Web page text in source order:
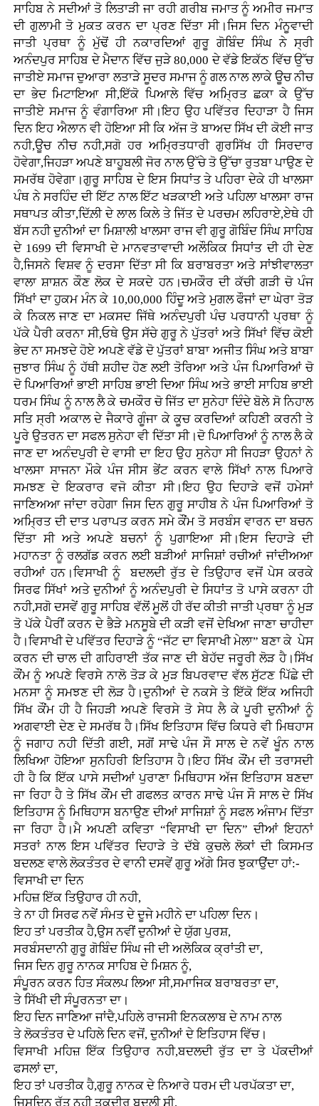
ਸਾਹਿਬ ਨੇ ਸਦੀਆਂ ਤੋ ਲਿਤਾੜੀ ਜਾ ਰਹੀ ਗਰੀਬ ਜਮਾਤ ਨੂੰ ਅਮੀਰ ਜਮਾਤ
ਦੀ ਗੁਲਾਮੀ ਤੋ ਮੁਕਤ ਕਰਨ ਦਾ ਪ੍ਰਣ ਦਿੱਤਾ ਸੀ।ਜਿਸ ਦਿਨ ਮੰਨੂਵਾਦੀ
ਜਾਤੀ ਪ੍ਰਥਾ ਨੂੰ ਮੁੱਢੋਂ ਹੀ ਨਕਾਰਦਿਆਂ ਗੁਰੂ ਗੋਬਿੰਦ ਸਿੰਘ ਨੇ ਸ੍ਰੀ
ਅਨੰਦਪੁਰ ਸਾਹਿਬ ਦੇ ਮੈਦਾਨ ਵਿੱਚ ਜੁੜੇ 80,000 ਦੇ ਵੱਡੇ ਇਕੱਠ ਵਿੱਚ ਉੱਚ
ਜਾਤੀਏ ਸਮਾਜ ਦੁਆਰਾ ਲਤਾੜੇ ਸੂਦਰ ਸਮਾਜ ਨੂੰ ਗਲ ਨਾਲ ਲਾਕੇ ਊਚ ਨੀਚ
ਦਾ ਭੇਦ ਮਿਟਾਇਆ ਸੀ,ਇੱਕੋ ਪਿਆਲੇ ਵਿੱਚ ਅਮ੍ਰਿਤ ਛਕਾ ਕੇ ਉੱਚ
ਜਾਤੀਏ ਸਮਾਜ ਨੂੰ ਵੰਗਾਰਿਆ ਸੀ।ਇਹ ਉਹ ਪਵਿੱਤਰ ਦਿਹਾੜਾ ਹੈ ਜਿਸ
ਦਿਨ ਇਹ ਐਲਾਨ ਵੀ ਹੋਇਆ ਸੀ ਕਿ ਅੱਜ ਤੋ ਬਾਅਦ ਸਿੱਖ ਦੀ ਕੋਈ ਜਾਤ
ਨਹੀ,ਊਚ ਨੀਚ ਨਹੀ,ਸਗੋ ਹਰ ਅਮ੍ਰਿਤਧਾਰੀ ਗੁਰਸਿੱਖ ਹੀ ਸਿਰਦਾਰ
ਹੋਵੇਗਾ,ਜਿਹੜਾ ਅਪਣੇ ਬਾਹੂਬਲੀ ਜੋਰ ਨਾਲ ਉੱਚੇ ਤੋ ਉੱਚਾ ਰੁਤਬਾ ਪਾਉਣ ਦੇ
ਸਮਰੱਥ ਹੋਵੇਗਾ।ਗੁਰੂ ਸਾਹਿਬ ਦੇ ਇਸ ਸਿਧਾਂਤ ਤੇ ਪਹਿਰਾ ਦੇਕੇ ਹੀ ਖਾਲਸਾ
ਪੰਥ ਨੇ ਸਰਹਿੰਦ ਦੀ ਇੱਟ ਨਾਲ ਇੱਟ ਖੜਕਾਈ ਅਤੇ ਪਹਿਲਾ ਖਾਲਸਾ ਰਾਜ
ਸਥਾਪਤ ਕੀਤਾ,ਦਿੱਲ਼ੀ ਦੇ ਲਾਲ ਕਿਲੇ ਤੇ ਜਿੱਤ ਦੇ ਪਰਚਮ ਲਹਿਰਾਏ,ਏਥੇ ਹੀ
ਬੱਸ ਨਹੀ ਦੁਨੀਆਂ ਦਾ ਮਿਸ਼ਾਲੀ ਖਾਲਸਾ ਰਾਜ ਵੀ ਗੁਰੂ ਗੋਬਿੰਦ ਸਿੰਘ ਸਾਹਿਬ
ਦੇ 1699 ਦੀ ਵਿਸਾਖੀ ਦੇ ਮਾਨਵਤਾਵਾਦੀ ਅਲੌਕਿਕ ਸਿਧਾਂਤ ਦੀ ਹੀ ਦੇਣ
ਹੈ,ਜਿਸਨੇ ਵਿਸ਼ਵ ਨੂੰ ਦਰਸਾ ਦਿੱਤਾ ਸੀ ਕਿ ਬਰਾਬਰਤਾ ਅਤੇ ਸਾਂਝੀਵਾਲਤਾ
ਵਾਲਾ ਸ਼ਾਸ਼ਨ ਕੌਣ ਲੋਕ ਦੇ ਸਕਦੇ ਹਨ।ਚਮਕੌਰ ਦੀ ਕੱਚੀ ਗੜੀ ਚੋ ਪੰਜ
ਸਿੱਖਾਂ ਦਾ ਹੁਕਮ ਮੰਨ ਕੇ 10,00,000 ਹਿੰਦੂ ਅਤੇ ਮੁਗਲ ਫੌਜਾਂ ਦਾ ਘੇਰਾ ਤੋੜ
ਕੇ ਨਿਕਲ ਜਾਣ ਦਾ ਮਕਸਦ ਜਿੱਥੇ ਅਨੰਦਪੁਰੀ ਪੰਚ ਪਰਧਾਨੀ ਪ੍ਰਥਾ ਨੂੰ
ਪੱਕੇ ਪੈਰੀ ਕਰਨਾ ਸੀ,ਓਥੇ ਉਸ ਸੱਚੇ ਗੁਰੂ ਨੇ ਪੁੱਤਰਾਂ ਅਤੇ ਸਿੱਖਾਂ ਵਿੱਚ ਕੋਈ
ਭੇਦ ਨਾ ਸਮਝਦੇ ਹੋਏ ਅਪਣੇ ਵੱਡੇ ਦੋ ਪੁੱਤਰਾਂ ਬਾਬਾ ਅਜੀਤ ਸਿੰਘ ਅਤੇ ਬਾਬਾ
ਜੁਝਾਰ ਸਿੰਘ ਨੂੰ ਹੱਥੀ ਸ਼ਹੀਦ ਹੋਣ ਲਈ ਤੋਰਿਆ ਅਤੇ ਪੰਜ ਪਿਆਰਿਆਂ ਚੋ
ਦੋ ਪਿਆਰਿਆਂ ਭਾਈ ਸਾਹਿਬ ਭਾਈ ਦਿਆ ਸਿੰਘ ਅਤੇ ਭਾਈ ਸਾਹਿਬ ਭਾਈ
ਧਰਮ ਸਿੰਘ ਨੂੰ ਨਾਲ ਲੈ ਕੇ ਚਮਕੌਰ ਚੋ ਜਿੱਤ ਦਾ ਸੁਨੇਹਾ ਦਿੰਦੇ ਬੋਲੇ ਸੋ ਨਿਹਾਲ
ਸਤਿ ਸ੍ਰੀ ਅਕਾਲ ਦੇ ਜੈਕਾਰੇ ਗੂੰਜਾ ਕੇ ਕੂਚ ਕਰਦਿਆਂ ਕਹਿਣੀ ਕਰਨੀ ਤੇ
ਪੂਰੇ ਉਤਰਨ ਦਾ ਸਫਲ ਸੁਨੇਹਾ ਵੀ ਦਿੱਤਾ ਸੀ।ਦੋ ਪਿਆਰਿਆਂ ਨੂੰ ਨਾਲ ਲੈ ਕੇ
ਜਾਣ ਦਾ ਅਨੰਦਪੁਰੀ ਦੇ ਵਾਸੀ ਦਾ ਇਹ ਉਹ ਸੁਨੇਹਾ ਸੀ ਜਿਹੜਾ ਉਹਨਾਂ ਨੇ
ਖਾਲਸਾ ਸਾਜਨਾ ਮੌਕੇ ਪੰਜ ਸੀਸ ਭੇਂਟ ਕਰਨ ਵਾਲੇ ਸਿੱਖਾਂ ਨਾਲ ਪਿਆਰੇ
ਸਮਝਣ ਦੇ ਇਕਰਾਰ ਵਜੋ ਕੀਤਾ ਸੀ।ਇਹ ਉਹ ਦਿਹਾੜੇ ਵਜੋਂ ਹਮੇਸਾਂ
ਜਾਣਿਅਆ ਜਾਂਦਾ ਰਹੇਗਾ ਜਿਸ ਦਿਨ ਗੁਰੂ ਸਾਹੀਬ ਨੇ ਪੰਜ ਪਿਆਰਿਆਂ ਤੋ
ਅਮ੍ਰਿਤ ਦੀ ਦਾਤ ਪਰਾਪਤ ਕਰਨ ਸਮੇ ਕੌਂਮ ਤੋ ਸਰਬੰਸ ਵਾਰਨ ਦਾ ਬਚਨ
ਦਿੱਤਾ ਸੀ ਅਤੇ ਅਪਣੇ ਬਚਨਾਂ ਨੂੰ ਪੁਗਾਇਆ ਸੀ।ਇਸ ਦਿਹਾੜੇ ਦੀ
ਮਹਾਨਤਾ ਨੂੰ ਰਲਗੱਡ ਕਰਨ ਲਈ ਬੜੀਆਂ ਸਾਜਿਸ਼ਾਂ ਰਚੀਆਂ ਜਾਂਦੀਅਆ
ਰਹੀਆਂ ਹਨ।ਵਿਸਾਖੀ ਨੂੰ ਬਦਲਦੀ ਰੁੱਤ ਦੇ ਤਿਉਹਾਰ ਵਜੋਂ ਪੇਸ ਕਰਕੇ
ਸਿਰਫ ਸਿੱਖਾਂ ਅਤੇ ਦੁਨੀਆਂ ਨੂੰ ਅਨੰਦਪੁਰੀ ਦੇ ਸਿਧਾਂਤ ਤੋ ਪਾਸੇ ਕਰਨਾ ਹੀ
ਨਹੀ,ਸਗੋ ਦਸਵੇਂ ਗੁਰੂ ਸਾਹਿਬ ਵੱਲੋਂ ਮੂਲੋਂ ਹੀ ਰੱਦ ਕੀਤੀ ਜਾਤੀ ਪ੍ਰਥਾ ਨੂੰ ਮੁੜ
ਤੋ ਪੱਕੇ ਪੈਰੀਂ ਕਰਨ ਦੇ ਭੈੜੇ ਮਨਸੂਬੇ ਦੀ ਕੜੀ ਵਜੋਂ ਦੇਖਿਆ ਜਾਣਾ ਚਾਹੀਦਾ
ਹੈ।ਵਿਸਾਖੀ ਦੇ ਪਵਿੱਤਰ ਦਿਹਾੜੇ ਨੂੰ “ਜੱਟ ਦਾ ਵਿਸਾਖੀ ਮੇਲਾ” ਬਣਾ ਕੇ ਪੇਸ
ਕਰਨ ਦੀ ਚਾਲ ਦੀ ਗਹਿਰਾਈ ਤੱਕ ਜਾਣ ਦੀ ਬੇਹੱਦ ਜਰੂਰੀ ਲੋੜ ਹੈ।ਸਿੱਖ
ਕੌਂਮ ਨੂੰ ਅਪਣੇ ਵਿਰਸੇ ਨਾਲੋ ਤੋੜ ਕੇ ਮੁੜ ਬਿਪਰਵਾਦ ਵੱਲ ਸੁੱਟਣ ਪਿੱਛੇ ਦੀ
ਮਨਸਾ ਨੂੰ ਸਮਝਣ ਦੀ ਲੋੜ ਹੈ।ਦੁਨੀਆਂ ਦੇ ਨਕਸੇ ਤੇ ਇੱਕੋ ਇੱਕ ਅਜਿਹੀ
ਸਿੱਖ ਕੌਂਮ ਹੀ ਹੈ ਜਿਹੜੀ ਅਪਣੇ ਵਿਰਸੇ ਤੋ ਸੇਧ ਲੈ ਕੇ ਪੂਰੀ ਦੁਨੀਆਂ ਨੂੰ
ਅਗਵਾਈ ਦੇਣ ਦੇ ਸਮਰੱਥ ਹੈ।ਸਿੱਖ ਇਤਿਹਾਸ ਵਿੱਚ ਕਿਧਰੇ ਵੀ ਮਿਥਹਾਸ
ਨੂੰ ਜਗਾਹ ਨਹੀ ਦਿੱਤੀ ਗਈ, ਸਗੋਂ ਸਾਢੇ ਪੰਜ ਸੌ ਸਾਲ ਦੇ ਨਵੇਂ ਖੂੰਨ ਨਾਲ
ਲਿਖਿਆ ਹੋਇਆ ਸੁਨਹਿਰੀ ਇਤਿਹਾਸ ਹੈ।ਇਹ ਸਿੱਖ ਕੌਂਮ ਦੀ ਤਰਾਸਦੀ
ਹੀ ਹੈ ਕਿ ਇੱਕ ਪਾਸੇ ਸਦੀਆਂ ਪੁਰਾਣਾ ਮਿਥਿਹਾਸ ਅੱਜ ਇਤਿਹਾਸ ਬਣਦਾ
ਜਾ ਰਿਹਾ ਹੈ ਤੇ ਸਿੱਖ ਕੌਂਮ ਦੀ ਗਫਲਤ ਕਾਰਨ ਸਾਢੇ ਪੰਜ ਸੌ ਸਾਲ ਦੇ ਸਿੱਖ
ਇਤਿਹਾਸ ਨੂੰ ਮਿਥਿਹਾਸ ਬਨਾਉਣ ਦੀਆਂ ਸਾਜਿਸ਼ਾਂ ਨੂੰ ਸਫਲ ਅੰਜਾਮ ਦਿੱਤਾ
ਜਾ ਰਿਹਾ ਹੈ।ਮੈ ਅਪਣੀ ਕਵਿਤਾ “ਵਿਸਾਖੀ ਦਾ ਦਿਨ” ਦੀਆਂ ਇਹਨਾਂ
ਸਤਰਾਂ ਨਾਲ ਇਸ ਪਵਿੱਤਰ ਦਿਹਾੜੇ ਤੇ ਦੱਬੇ ਕੁਚਲੇ ਲੋਕਾਂ ਦੀ ਕਿਸਮਤ
ਬਦਲਣ ਵਾਲੇ ਲੋਕਤੰਤਰ ਦੇ ਵਾਨੀ ਦਸਵੇਂ ਗੁਰੂ ਅੱਗੇ ਸਿਰ ਝੁਕਾਉਂਦਾ ਹਾਂ:-
ਵਿਸਾਖੀ ਦਾ ਦਿਨ
ਮਹਿਜ਼ ਇੱਕ ਤਿਉਹਾਰ ਹੀ ਨਹੀ,
ਤੇ ਨਾ ਹੀ ਸਿਰਫ ਨਵੇਂ ਸੰਮਤ ਦੇ ਦੂਜੇ ਮਹੀਨੇ ਦਾ ਪਹਿਲਾ ਦਿਨ।
ਇਹ ਤਾਂ ਪਰਤੀਕ ਹੈ,ਉਸ ਨਵੀਂ ਦੁਨੀਆਂ ਦੇ ਯੁੱਗ ਪੁਰਸ਼,
ਸਰਬੰਸਦਾਨੀ ਗੁਰੂ ਗੋਬਿੰਦ ਸਿੰਘ ਜੀ ਦੀ ਅਲੋਕਿਕ ਕ੍ਰਾਂਤੀ ਦਾ,
ਜਿਸ ਦਿਨ ਗੁਰੂ ਨਾਨਕ ਸਾਹਿਬ ਦੇ ਮਿਸ਼ਨ ਨੂੰ,
ਸੰਪੂਰਨ ਕਰਨ ਹਿਤ ਸੰਕਲਪ ਲਿਆ ਸੀ,ਸਮਾਜਿਕ ਬਰਾਬਰਤਾ ਦਾ,
ਤੇ ਸਿੱਖੀ ਦੀ ਸੰਪੂਰਨਤਾ ਦਾ।
ਇਹ ਦਿਨ ਜਾਣਿਆ ਜਾਂਦੈ,ਪਹਿਲੇ ਰਾਜਸੀ ਇਨਕਲਾਬ ਦੇ ਨਾਮ ਨਾਲ
ਤੇ ਲੋਕਤੰਤਰ ਦੇ ਪਹਿਲੇ ਦਿਨ ਵਜੋਂ, ਦੁਨੀਆਂ ਦੇ ਇਤਿਹਾਸ ਵਿੱਚ।
ਵਿਸਾਖੀ ਮਹਿਜ਼ ਇੱਕ ਤਿਉਹਾਰ ਨਹੀ,ਬਦਲਦੀ ਰੁੱਤ ਦਾ ਤੇ ਪੱਕਦੀਆਂ
ਫਸਲਾਂ ਦਾ,
ਇਹ ਤਾਂ ਪਰਤੀਕ ਹੈ,ਗੁਰੂ ਨਾਨਕ ਦੇ ਨਿਆਰੇ ਧਰਮ ਦੀ ਪਰਪੱਕਤਾ ਦਾ,
ਜਿਸਦਿਨ ਰੁੱਤ ਨਹੀ ਤਕਦੀਰ ਬਦਲੀ ਸੀ,